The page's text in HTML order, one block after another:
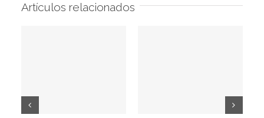
Artículos relacionados